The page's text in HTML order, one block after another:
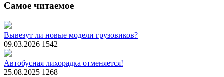
Самое читаемое
Вывезут ли новые модели грузовиков?
09.03.2026 1542
Автобусная лихорадка отменяется!
25.08.2025 1268